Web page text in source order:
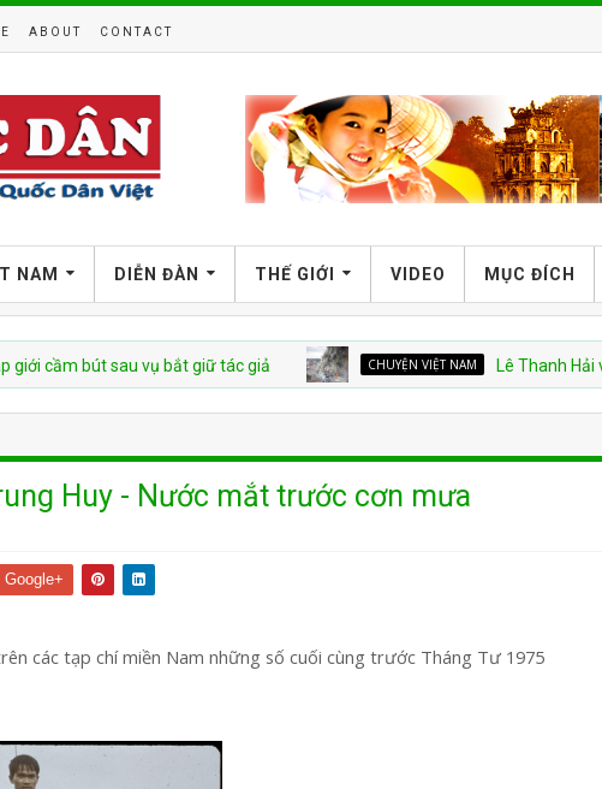
ABOUT CONTACT
NAM DIỄN ĐÀN THẾ GIỚI VIDEO MỤC ĐÍCH
bút sau vụ bắt giữ tác giả CHUYỆN VIỆT NAM Lê Thanh Hải và trách
Huy - Nước mắt trước cơn mưa
Google+
các tạp chí miền Nam những số cuối cùng trước Tháng Tư 1975